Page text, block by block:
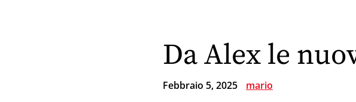
Da Alex le
Febbraio 5, 2025 mario